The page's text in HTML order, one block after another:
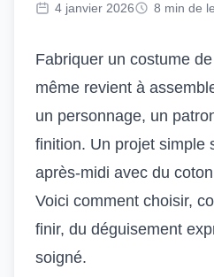
4 janvier 2026 8 min de
Fabriquer un costume
même revient à
un personnage, un
finition. Un projet simple
après-midi avec du
Voici comment choisir,
finir, du déguisement
soigné.